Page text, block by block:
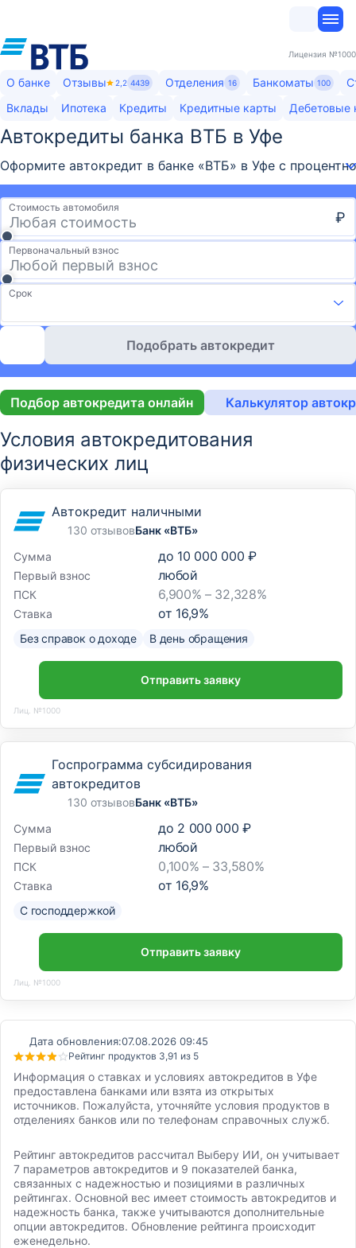
Лицензия №1000
О банке Отзывы 2,2 4439 Отделения 16 Банкоматы 100
Вклады
Ипотека Кредиты Кредитные карты Дебетовые
Автокредиты банка ВТБ в Уфе
Оформите автокредит в банке «ВТБ» в Уфе с
Стоимость автомобиля
₽
Первоначальный взнос
Срок
Подобрать автокредит
Подбор автокредита онлайн Калькулятор
Условия автокредитования
физических лиц
Автокредит наличными
130 отзывовБанк «ВТБ»
Сумма
до 10 000 000 ₽
Первый взнос любой
ПСК 6,900% – 32,328%
Ставка от 16,9%
Без справок о доходе В день обращения
Отправить заявку
Лиц. №1000
Госпрограмма субсидирования
автокредитов
130 отзывовБанк «ВТБ»
Сумма
до 2 000 000 ₽
Первый взнос любой
ПСК 0,100% – 33,580%
Ставка от 16,9%
С господдержкой
Отправить заявку
Лиц. №1000
Дата обновления:07.08.2026 09:45
Рейтинг продуктов 3,91 из 5
Информация о ставках и условиях автокредитов в Уфе
предоставлена банками или взята из открытых
источников. Пожалуйста, уточняйте условия продуктов в
отделениях банков или по телефонам справочных служб.
Рейтинг автокредитов рассчитал Выберу ИИ, он учитывает
7 параметров автокредитов и 9 показателей банка,
связанных с надежностью и позициями в различных
рейтингах. Основной вес имеет стоимость автокредитов и
надежность банка, также учитываются дополнительные
опции автокредитов. Обновление рейтинга происходит
еженедельно.